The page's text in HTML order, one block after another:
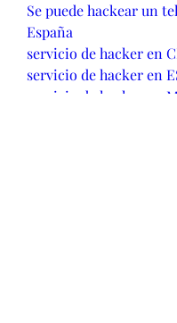
Se puede hackear un
España
servicio de hacker en
servicio de hacker en
servicio de hacker en